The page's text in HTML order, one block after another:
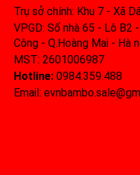
Trụ sở chính: Khu 7 - Xã
VPGD: Số nhà 65 - Lô
Công - Q.Hoàng Mai - Hà
MST: 2601006987
Hotline: 0984.359.488‬
Email: